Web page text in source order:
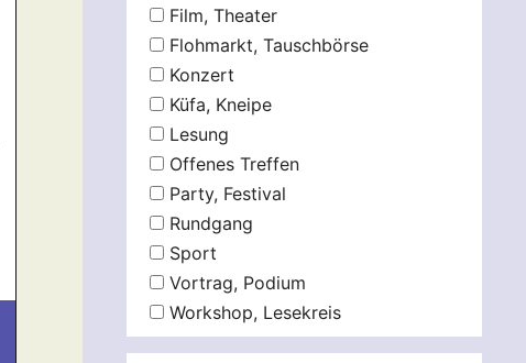
Film, Theater
Flohmarkt, Tauschbörse
Konzert
Küfa, Kneipe
Lesung
Offenes Treffen
Party, Festival
Rundgang
Sport
Vortrag, Podium
Workshop, Lesekreis